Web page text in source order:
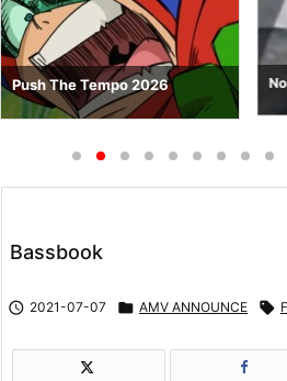
Push The Tempo 2026
Bassbook
 2021-07-07  AMV ANNOUNCE 